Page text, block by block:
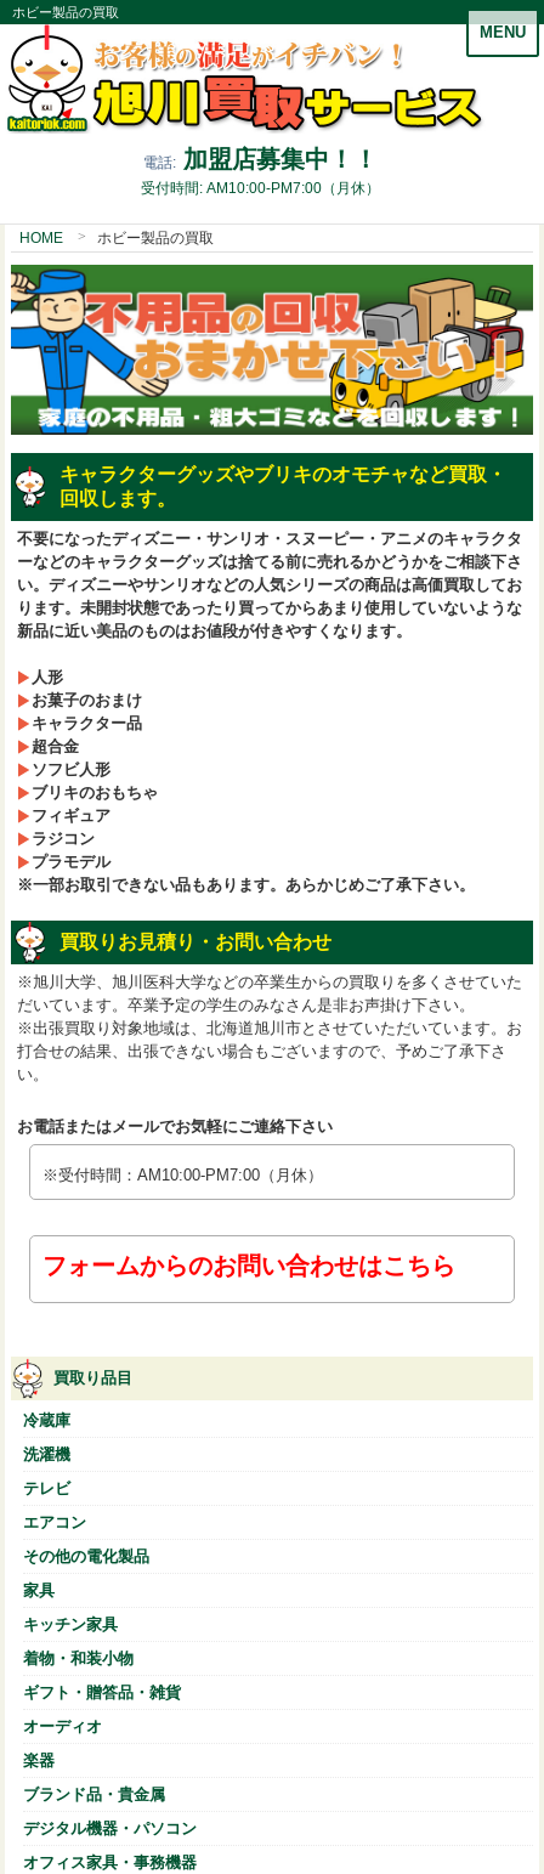
ホビー製品の買取
電話: 加盟店募集中！！
受付時間: AM10:00-PM7:00（月休）
MENU
HOME ホビー製品の買取
キャラクターグッズやブリキのオモチャなど買取・
回収します。
不要になったディズニー・サンリオ・スヌーピー・アニメのキャラクタ
ーなどのキャラクターグッズは捨てる前に売れるかどうかをご相談下さ
い。ディズニーやサンリオなどの人気シリーズの商品は高価買取してお
ります。未開封状態であったり買ってからあまり使用していないような
新品に近い美品のものはお値段が付きやすくなります。
人形
お菓子のおまけ
キャラクター品
超合金
ソフビ人形
ブリキのおもちゃ
フィギュア
ラジコン
プラモデル
※一部お取引できない品もあります。あらかじめご了承下さい。
買取りお見積り・お問い合わせ
※旭川大学、旭川医科大学などの卒業生からの買取りを多くさせていた
だいています。卒業予定の学生のみなさん是非お声掛け下さい。
※出張買取り対象地域は、北海道旭川市とさせていただいています。お
打合せの結果、出張できない場合もございますので、予めご了承下さ
い。
お電話またはメールでお気軽にご連絡下さい
※受付時間：AM10:00-PM7:00（月休）
フォームからのお問い合わせはこちら
買取り品目
冷蔵庫
洗濯機
テレビ
エアコン
その他の電化製品
家具
キッチン家具
着物・和装小物
ギフト・贈答品・雑貨
オーディオ
楽器
ブランド品・貴金属
デジタル機器・パソコン
オフィス家具・事務機器